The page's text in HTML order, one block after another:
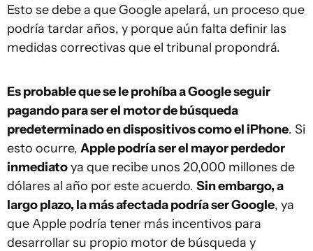
Esto se debe a que Google apelará, un proceso que
podría tardar años, y porque aún falta definir las
medidas correctivas que el tribunal propondrá.
Es probable que se le prohíba a Google seguir
pagando para ser el motor de búsqueda
predeterminado en dispositivos como el iPhone. Si
esto ocurre, Apple podría ser el mayor perdedor
inmediatoya que recibe unos 20,000 millones de
dólares al año por este acuerdo. Sin embargo, a
largo plazo, la más afectada podría ser Google, ya
que Apple podría tener más incentivos para
desarrollar su propio motor de búsqueda y